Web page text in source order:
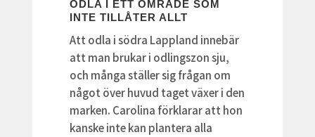
ODLA I ETT OMRÅDE SOM
INTE TILLÅTER ALLT
Att odla i södra Lappland innebär
att man brukar i odlingszon sju,
och många ställer sig frågan om
något över huvud taget växer i den
marken. Carolina förklarar att hon
kanske inte kan plantera alla